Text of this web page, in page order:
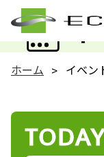
イ
ホーム イベン